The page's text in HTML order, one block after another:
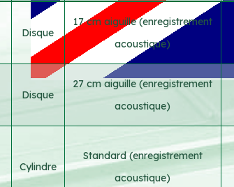
Disque
17 cm aiguille (enregistrement
acoustique)
Disque
27 cm aiguille (enregistrement
acoustique)
Cylindre
Standard (enregistrement
acoustique)